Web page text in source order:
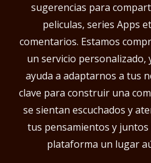
sugerencias para
peliculas, series Apps
comentarios. Estamos
un servicio personalizado,
ayuda a adaptarnos a tus
clave para construir una
se sientan escuchados y
tus pensamientos y
plataforma un lugar